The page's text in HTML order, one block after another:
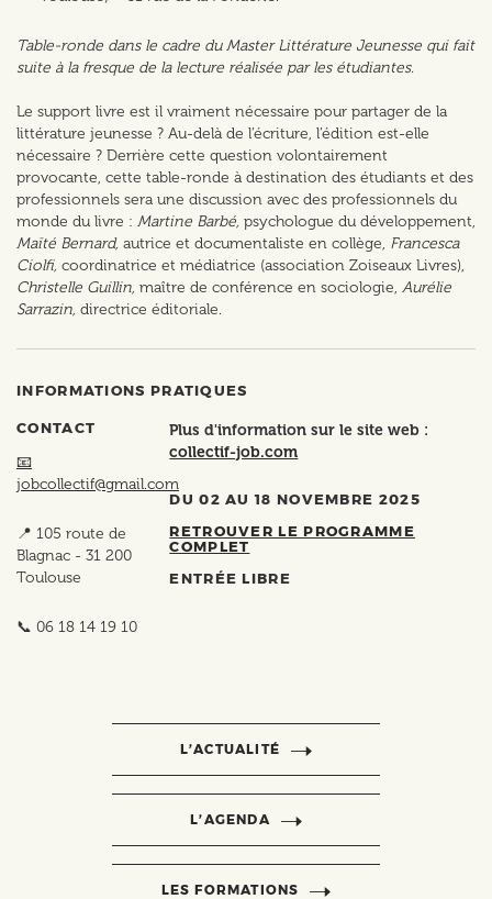
Table-ronde dans le cadre du Master Littérature Jeunesse qui fait
suite à la fresque de la lecture réalisée par les étudiantes.
Le support livre est il vraiment nécessaire pour partager de la
littérature jeunesse ? Au-delà de l’écriture, l’édition est-elle
nécessaire ? Derrière cette question volontairement
provocante, cette table-ronde à destination des étudiants et des
professionnels sera une discussion avec des professionnels du
monde du livre : Martine Barbé, psychologue du développement,
Maïté Bernard, autrice et documentaliste en collège, Francesca
Ciolfi, coordinatrice et médiatrice (association Zoiseaux Livres),
Christelle Guillin, maître de conférence en sociologie, Aurélie
Sarrazin, directrice éditoriale.
INFORMATIONS PRATIQUES
CONTACT
📧
jobcollectif@gmail.com
📍 105 route de
Blagnac - 31 200
Toulouse
📞 06 18 14 19 10
Plus d'information sur le site web :
collectif-job.com
DU 02 AU 18 NOVEMBRE 2025
RETROUVER LE PROGRAMME
COMPLET
ENTRÉE LIBRE
L’ACTUALITÉ
L’AGENDA
LES FORMATIONS